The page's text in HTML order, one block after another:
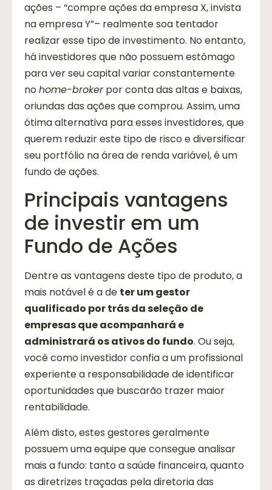
ações – “compre ações da empresa X, invista
na empresa Y”– realmente soa tentador
realizar esse tipo de investimento. No entanto,
há investidores que não possuem estômago
para ver seu capital variar constantemente
nohome-brokerpor conta das altas e baixas,
oriundas das ações que comprou. Assim, uma
ótima alternativa para esses investidores, que
querem reduzir este tipo de risco e diversificar
seu portfólio na área de renda variável, é um
fundo de ações.
Principais vantagens
de investir em um
Fundo de Ações
Dentre as vantagens deste tipo de produto, a
mais notável é a de ter um gestor
qualificado por trás da seleção de
empresas que acompanhará e
administrará os ativos do fundo. Ou seja,
você como investidor confia a um profissional
experiente a responsabilidade de identificar
oportunidades que buscarão trazer maior
rentabilidade.
Além disto, estes gestores geralmente
possuem uma equipe que consegue analisar
mais a fundo: tanto a saúde financeira, quanto
as diretrizes traçadas pela diretoria das